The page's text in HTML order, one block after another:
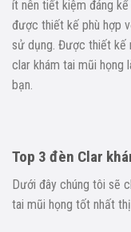
ít nên tiết kiệm đáng
được thiết kế phù hợp
sử dụng. Được thiết kế
clar khám tai mũi họng
bạn.
Top 3 đèn Clar
Dưới đây chúng tôi sẽ
tai mũi họng tốt nhất